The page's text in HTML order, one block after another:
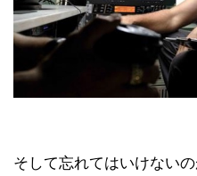
そして忘れてはいけない